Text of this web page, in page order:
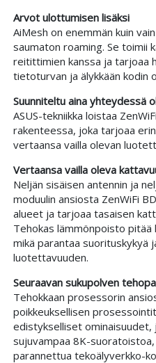
Arvot ulottumisen lisäksi
AiMesh on enemmän kuin
saumaton roaming. Se toimii
reitittimien kanssa ja tarjoaa
tietoturvan ja älykkään kodin
Suunniteltu aina yhteydessä
ASUS-tekniikka loistaa
rakenteessa, joka tarjoaa
vertaansa vailla olevan
Vertaansa vailla oleva
Neljän sisäisen antennin ja
moduulin ansiosta ZenWiFi
alueet ja tarjoaa tasaisen
Tehokas lämmönpoisto pitää
mikä parantaa suorituskykyä
luotettavuuden.
Seuraavan sukupolven
Tehokkaan prosessorin
poikkeuksellisen
edistykselliset
sujuvampaa 8K-
parannettua tekoälyverkko-